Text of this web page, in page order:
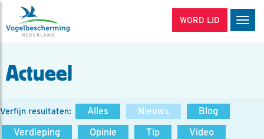
WORD LID
Actueel
Verfijn resultaten: Alles Nieuws
Blog
Verdieping
Opinie Tip
Video